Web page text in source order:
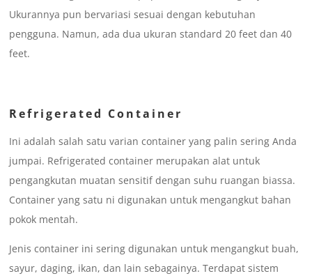
Ukurannya pun bervariasi sesuai dengan kebutuhan
pengguna. Namun, ada dua ukuran standard 20 feet dan 40
feet.
Refrigerated Container
Ini adalah salah satu varian container yang palin sering Anda
jumpai. Refrigerated container merupakan alat untuk
pengangkutan muatan sensitif dengan suhu ruangan biassa.
Container yang satu ni digunakan untuk mengangkut bahan
pokok mentah.
Jenis container ini sering digunakan untuk mengangkut buah,
sayur, daging, ikan, dan lain sebagainya. Terdapat sistem